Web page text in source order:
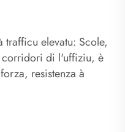
elevatu: Scole,
di l'uffiziu, è
resistenza à